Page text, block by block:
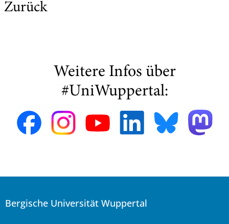
Zurück
Weitere Infos über
#UniWuppertal:
Bergische Universität Wuppertal